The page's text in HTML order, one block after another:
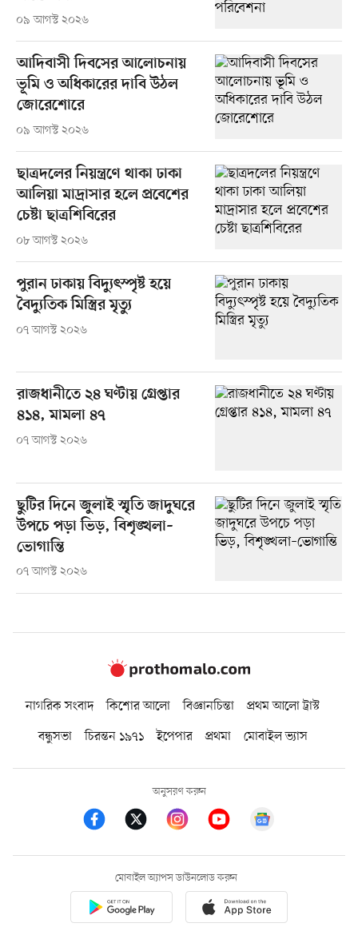
০৯ আগস্ট ২০২৬
আদিবাসী দিবসের আলোচনায়
ভূমি ও অধিকারের দাবি উঠল
জোরেশোরে
০৯ আগস্ট ২০২৬
ছাত্রদলের নিয়ন্ত্রণে থাকা ঢাকা
আলিয়া মাদ্রাসার হলে প্রবেশের
চেষ্টা ছাত্রশিবিরের
০৮ আগস্ট ২০২৬
পুরান ঢাকায় বিদ্যুৎস্পৃষ্ট হয়ে
বৈদ্যুতিক মিস্ত্রির মৃত্যু
০৭ আগস্ট ২০২৬
রাজধানীতে ২৪ ঘণ্টায় গ্রেপ্তার
৪১৪, মামলা ৪৭
০৭ আগস্ট ২০২৬
ছুটির দিনে জুলাই স্মৃতি জাদুঘরে
উপচে পড়া ভিড়, বিশৃঙ্খলা–
ভোগান্তি
০৭ আগস্ট ২০২৬
নাগরিক সংবাদ কিশোর আলো বিজ্ঞানচিন্তা
প্রথম আলো ট্রাস্ট
বন্ধুসভা
চিরন্তন ১৯৭১ ইপেপার প্রথমা মোবাইল ভ্যাস
অনুসরণ করুন
মোবাইল অ্যাপস ডাউনলোড করুন